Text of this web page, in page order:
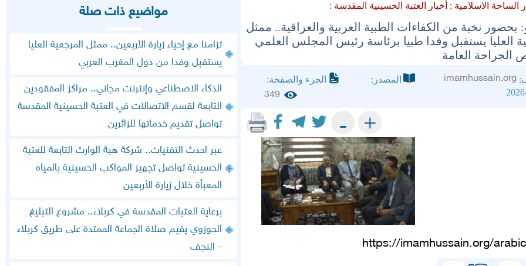
الساحة الاسلامية : أخبار العتبة الحسينية المقدسة :
بحضور نخبة من الكفاءات الطبية العربية والعراقية.. ممثل
العليا يستقبل وفدا طبيا برئاسة رئيس المجلس العلمي
الجراحة العامة
imamhussain.org المصدر:
الجزء والصفحة:
349
+
-
https://imamhussain.org/
مواضيع ذات صلة
تزامنا مع إحياء زيارة الأربعين.. ممثل المرجعية العليا
يستقبل وفدا من دول المغرب العربي
الذكاء الاصطناعي وإنترنت مجاني.. مراكز المفقودين
التابعة لقسم الاتصالات في العتبة الحسينية المقدسة
تواصل تقديم خدماتها للزائرين
عبر احدث التقنيات.. شركة هبة الوارث التابعة للعتبة
الحسينية تواصل تجهيز المواكب الحسينية بالمياه
المعبأة خلال زيارة الأربعين
برعاية العتبات المقدسة في كربلاء.. مشروع التبليغ
الحوزوي يقيم صلاة الجماعة الممتدة على طريق كربلاء
- النجف